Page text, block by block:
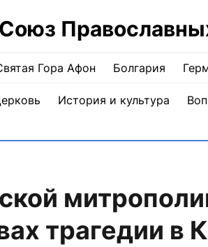
Союз
Гора Афон Болгария
История и культура
трагедии в